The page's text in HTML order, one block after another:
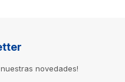
novedades!